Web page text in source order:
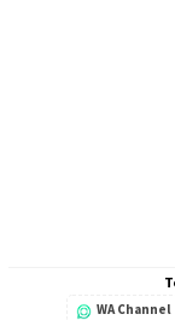
WA Channel